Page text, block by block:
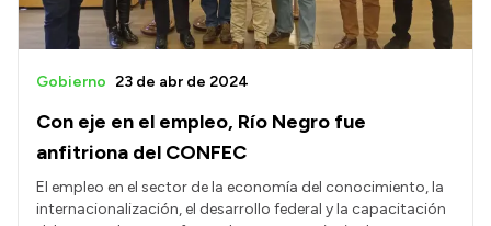
Con eje en el empleo, Río Negro fue
anfitriona del CONFEC
Gobierno 23 de abr de 2024
El empleo en el sector de la economía del conocimiento, la
internacionalización, el desarrollo federal y la capacitación